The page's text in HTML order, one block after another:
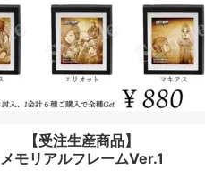
【受注生産商品】
メモリアルフレームVer.1